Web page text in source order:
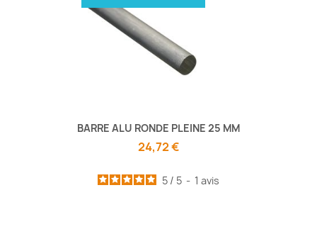
BARRE ALU RONDE PLEINE 25 MM
24,72 €
5 / 5 - 1 avis